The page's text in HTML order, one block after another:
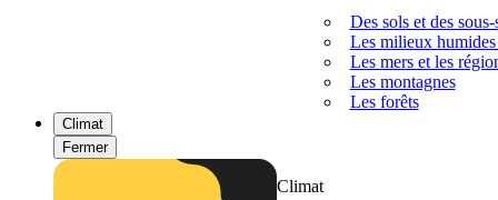
Des sols et des
Les milieux humides
Les mers et les
Les montagnes
Les forêts
Climat
Fermer
Climat